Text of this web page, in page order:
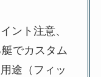
ント注意、
でカスタム
途（フィッ